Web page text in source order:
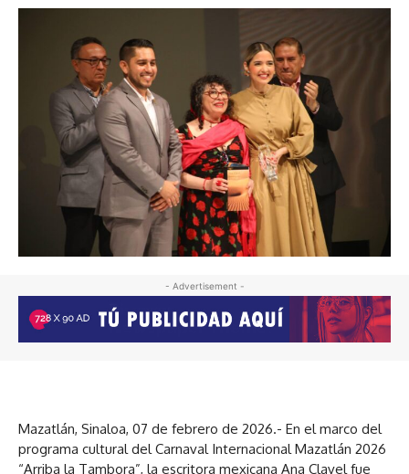
- Advertisement -
Mazatlán, Sinaloa, 07 de febrero de 2026.- En el marco del
programa cultural del Carnaval Internacional Mazatlán 2026
“Arriba la Tambora”, la escritora mexicana Ana Clavel fue